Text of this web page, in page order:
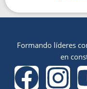
Formando líderes
en